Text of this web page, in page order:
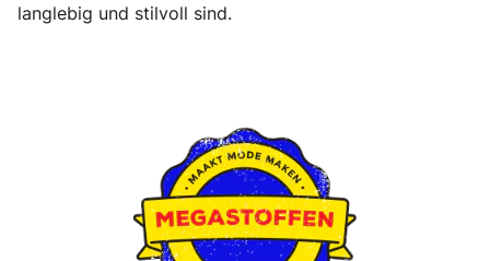
langlebig und stilvoll sind.